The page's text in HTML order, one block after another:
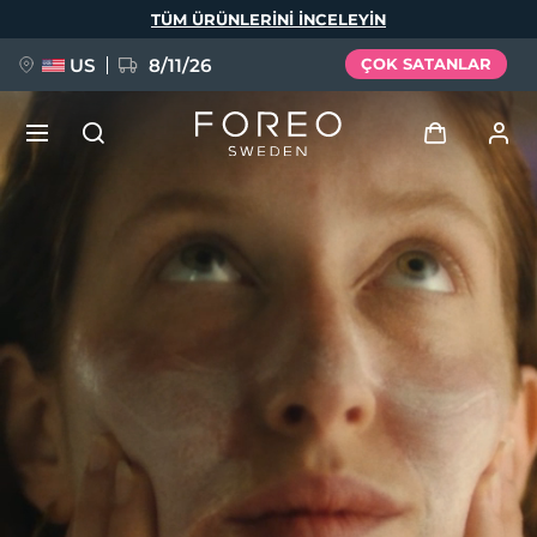
TÜM ÜRÜNLERINI INCELEYIN
US 8/11/26 ÇOK SATANLAR
Giriş
Kullanici profi̇li̇
Cihazlarım
Siparişlerim
Adresim
Aboneliklerim
BREAKING NEWS
issa™ Teeth Whitening Set
Dil Seçimi
Español
Français
Русский
繁體中文